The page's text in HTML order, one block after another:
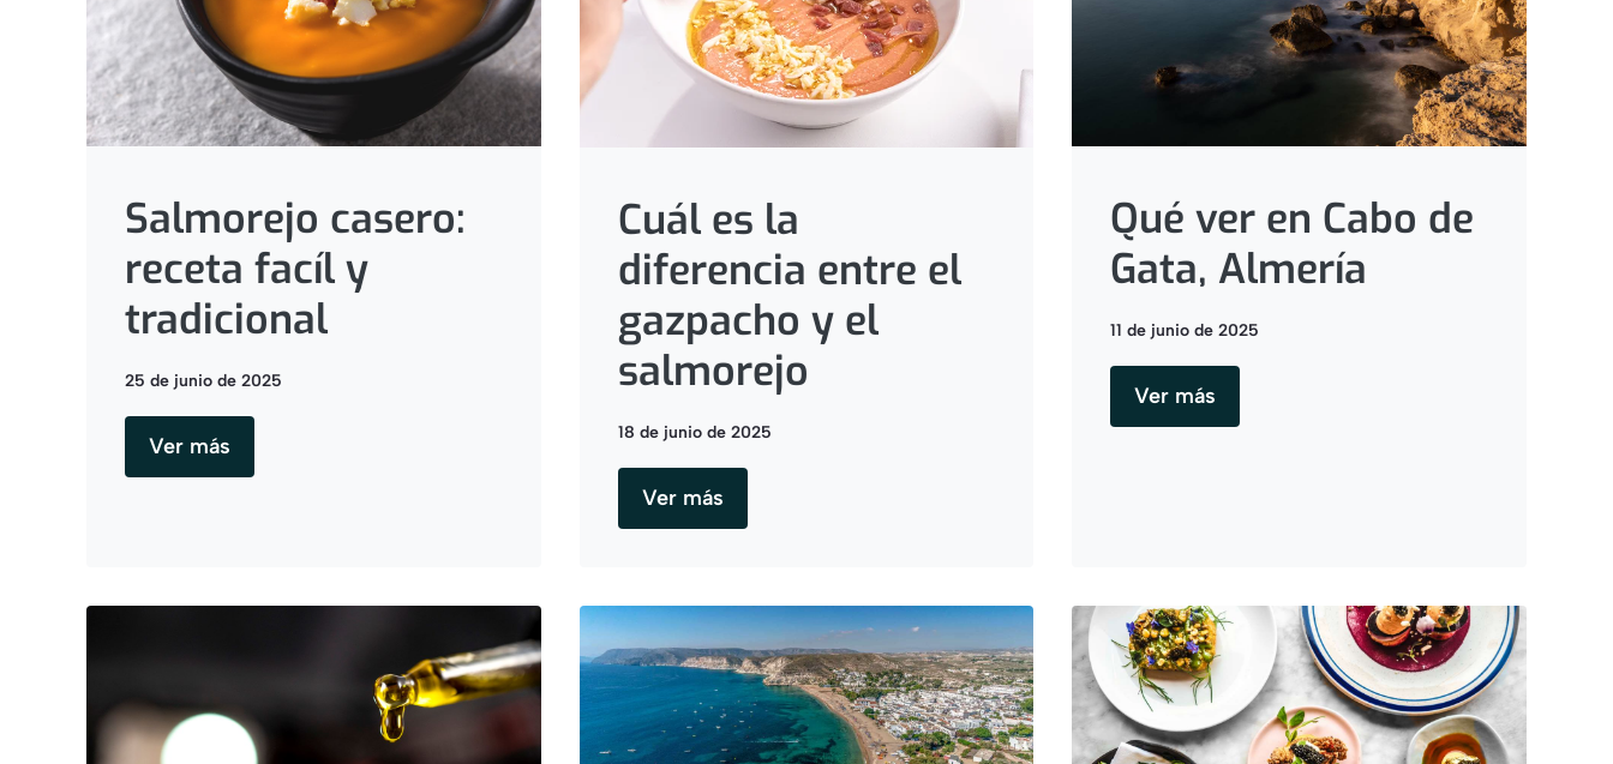
Salmorejo casero:
receta facíl y
tradicional
25 de junio de 2025
Ver más
Cuál es la
diferencia entre el
gazpacho y el
salmorejo
18 de junio de 2025
Ver más
Qué ver en Cabo de
Gata, Almería
11 de junio de 2025
Ver más